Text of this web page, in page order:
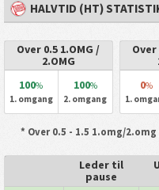
HALVTID (HT)
Over 0.5 1.OMG /
2.OMG
100%
1. omgang
100%
2. omgang
Over
0%
1.
* Over 0.5 - 1.5 1.omg/
Leder til
pause